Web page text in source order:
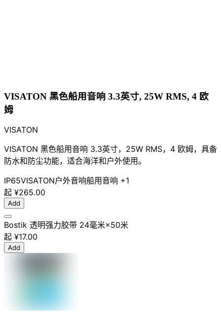
VISATON 黑色船用音响 3.3英寸, 25W RMS, 4 欧
姆
VISATON
VISATON 黑色船用音响 3.3英寸，25W RMS，4 欧姆，具备
防水和防尘功能，适合海洋和户外使用。
IP65VISATON户外音响船用音响 +1
起 ¥265.00
Add
Bostik 透明强力胶带 24毫米×50米
起 ¥17.00
Add